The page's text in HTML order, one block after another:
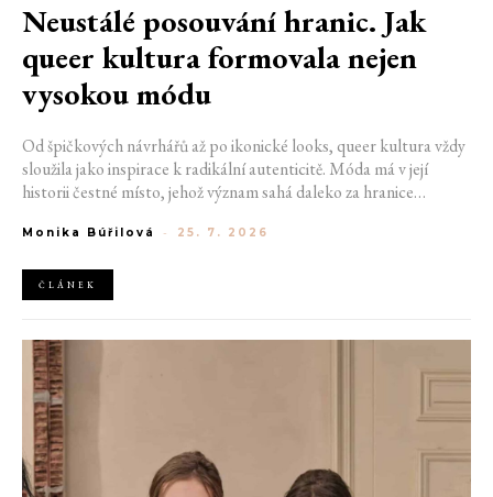
Neustálé posouvání hranic. Jak
queer kultura formovala nejen
vysokou módu
Od špičkových návrhářů až po ikonické looks, queer kultura vždy
sloužila jako inspirace k radikální autenticitě. Móda má v její
historii čestné místo, jehož význam sahá daleko za hranice
postihům a nebezpečí, fungovalo právě oblečení jako tichý jazyk.
druhého a díky velkolepé ballroom scéně měli i lidé na okraji
společnosti prostor zářit na molech. Jak se queer kultura
Monika Búřilová - 25. 7. 2026
ČLÁNEK